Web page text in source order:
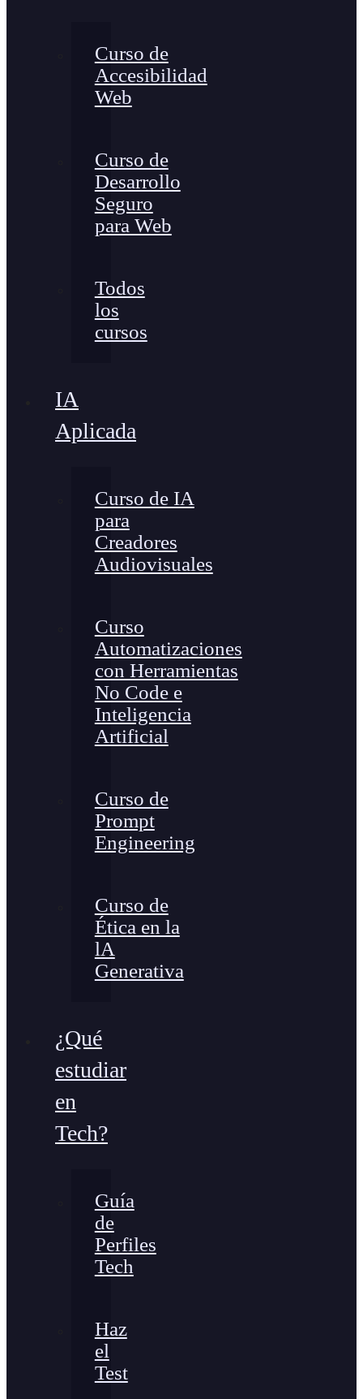
Curso de
Accesibilidad
Web
Curso de
Desarrollo
Seguro
para Web
Todos
los
cursos
IA
Aplicada
Curso de IA
para
Creadores
Audiovisuales
Curso
Automatizaciones
con Herramientas
No Code e
Inteligencia
Artificial
Curso de
Prompt
Engineering
Curso de
Ética en la
lA
Generativa
¿Qué
estudiar
en
Tech?
Guía
de
Perfiles
Tech
Haz
el
Test